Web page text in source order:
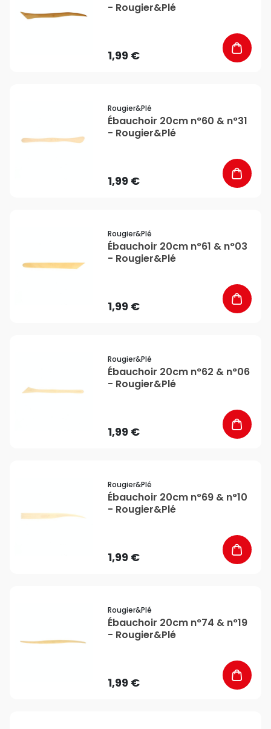
- Rougier&Plé
1,99 €
Rougier&plé
Ébauchoir 20cm n°60 & n°31
- Rougier&Plé
1,99 €
Rougier&plé
Ébauchoir 20cm n°61 & n°03
- Rougier&Plé
1,99 €
Rougier&plé
Ébauchoir 20cm n°62 & n°06
- Rougier&Plé
1,99 €
Rougier&plé
Ébauchoir 20cm n°69 & n°10
- Rougier&Plé
1,99 €
Rougier&plé
Ébauchoir 20cm n°74 & n°19
- Rougier&Plé
1,99 €